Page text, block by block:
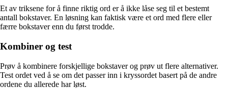
Et av triksene for å finne riktig ord er å ikke låse seg til et bestemt
antall bokstaver. En løsning kan faktisk være et ord med flere eller
færre bokstaver enn du først trodde.
Kombiner og test
Prøv å kombinere forskjellige bokstaver og prøv ut flere alternativer.
Test ordet ved å se om det passer inn i kryssordet basert på de andre
ordene du allerede har løst.